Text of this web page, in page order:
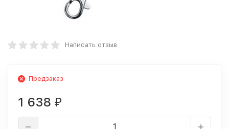
Написать отзыв
Предзаказ
1 638 ₽